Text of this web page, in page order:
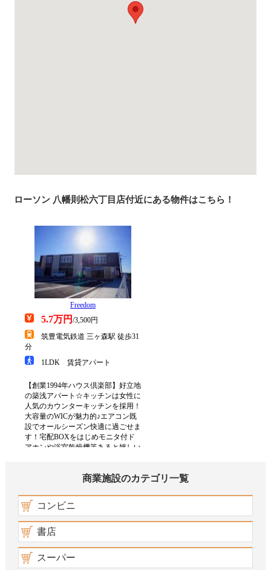
ローソン 八幡則松六丁目店付近にある物件はこちら！
商業施設のカテゴリ一覧
コンビニ
書店
スーパー